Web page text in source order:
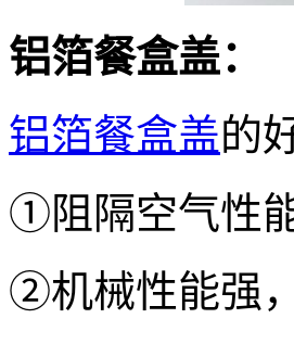
铝箔餐盒盖：
铝箔餐盒盖的
①阻隔空气性
②机械性能强